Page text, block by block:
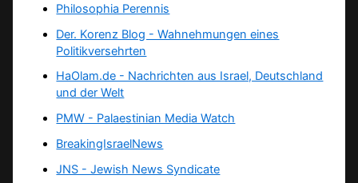
Philosophia Perennis
Der. Korenz Blog - Wahnehmungen eines
Politikversehrten
HaOlam.de - Nachrichten aus Israel, Deutschland
und der Welt
PMW - Palaestinian Media Watch
BreakingIsraelNews
JNS - Jewish News Syndicate